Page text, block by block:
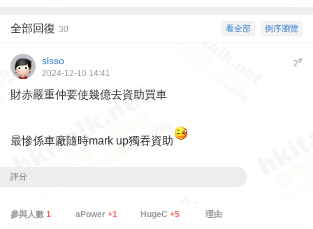
倒序瀏覽
看全部
全部回復 30
2#
slsso
2024-12-10 14:41
財赤嚴重仲要使幾億去資助買車
最慘係車廠隨時mark up獨吞資助
評分
參與人數 1 aPower +1 HugeC +5 理由